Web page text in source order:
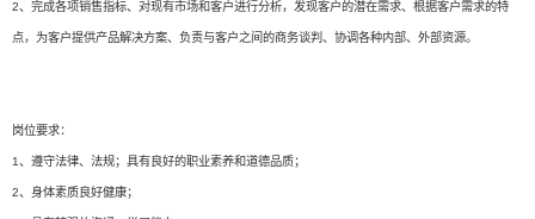
2、完成各项销售指标、对现有市场和客户进行分析，发现客户的潜在需求、根据客户需求的特
点，为客户提供产品解决方案、负责与客户之间的商务谈判、协调各种内部、外部资源。
岗位要求：
1、遵守法律、法规；具有良好的职业素养和道德品质；
2、身体素质良好健康；